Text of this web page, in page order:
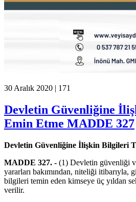
30 Aralık 2020 | 171
Devletin Güvenliğine
Emin Etme MADDE 327
Devletin Güvenliğine İlişkin Bilgileri
MADDE 327. - (1) Devletin güvenliği
yararları bakımından, niteliği itibarıyla,
bilgileri temin eden kimseye üç yıldan
verilir.